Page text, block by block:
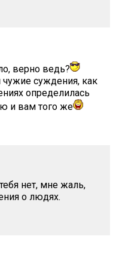
верно ведь?
суждения, как
определилась
и вам того же
нет, мне жаль,
о людях.